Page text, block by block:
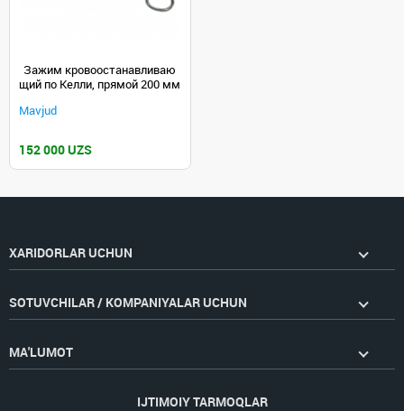
Зажим кровоостанавливаю
щий по Келли, прямой 200 мм
Mavjud
152 000 UZS
XARIDORLAR UCHUN
SOTUVCHILAR / KOMPANIYALAR UCHUN
MA'LUMOT
IJTIMOIY TARMOQLAR